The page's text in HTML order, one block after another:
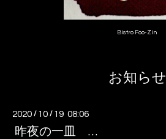
Bistro Foo-Zin
お知らせ
2020 / 10 / 19 08:06
昨夜の一皿 …